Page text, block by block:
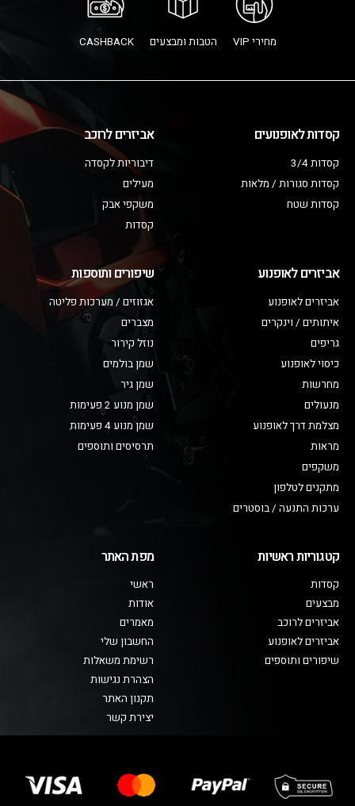
מחירי VIP הטבות ומבצעים CASHBACK
קסדות לאופנועים
קסדות 3/4
קסדות סגורות / מלאות
קסדות שטח
אביזרים לרוכב
דיבוריות לקסדה
מעילים
משקפי אבק
קסדות
אביזרים לאופנוע
אביזרים לאופנוע
איתותים / וינקרים
גריפים
כיסוי לאופנוע
מחרשות
מנעולים
מצלמת דרך לאופנוע
מראות
משקפים
מתקנים לטלפון
ערכות התנעה / בוסטרים
שיפורים ותוספות
אגזוזים / מערכות פליטה
מצברים
נוזל קירור
שמן בולמים
שמן גיר
שמן מנוע 2 פעימות
שמן מנוע 4 פעימות
תרסיסים ותוספים
קטגוריות ראשיות
קסדות
מבצעים
אביזרים לרוכב
אביזרים לאופנוע
שיפורים ותוספים
מפת האתר
ראשי
אודות
מאמרים
החשבון שלי
רשימת משאלות
הצהרת נגישות
תקנון האתר
יצירת קשר